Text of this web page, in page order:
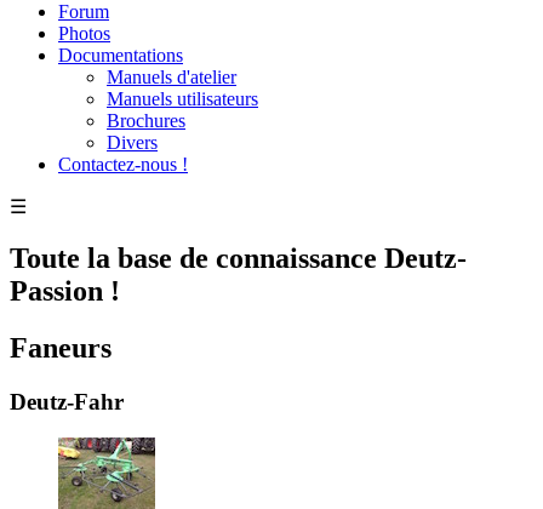
Forum
Photos
Documentations
Manuels d'atelier
Manuels utilisateurs
Brochures
Divers
Contactez-nous !
☰
Toute la base de connaissance Deutz-
Passion !
Faneurs
Deutz-Fahr